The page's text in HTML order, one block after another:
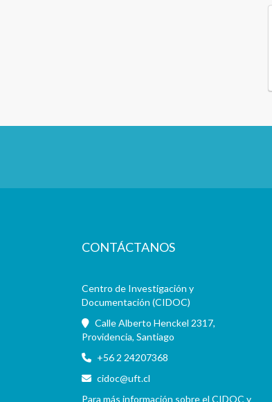
CONTÁCTANOS
Centro de Investigación y
Documentación (CIDOC)
Calle Alberto Henckel 2317,
Providencia, Santiago
+56 2 24207368
cidoc@uft.cl
Para más información sobre el CIDOC y